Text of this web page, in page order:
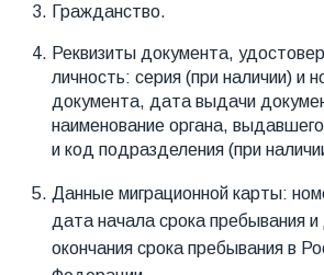
Гражданство.
Реквизиты документа,
личность: серия (при наличии) и
документа, дата выдачи
наименование органа,
и код подразделения (при
Данные миграционной карты:
дата начала срока пребывания
окончания срока пребывания в